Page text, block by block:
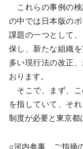
これらの事例の検
の中では日本版の
課題の一つとして
保し、新たな組織
多い現行法の改正
おります。
そこで、まず、こ
を指していて、そ
制度が必要と東京都
○河内参事 ご指摘